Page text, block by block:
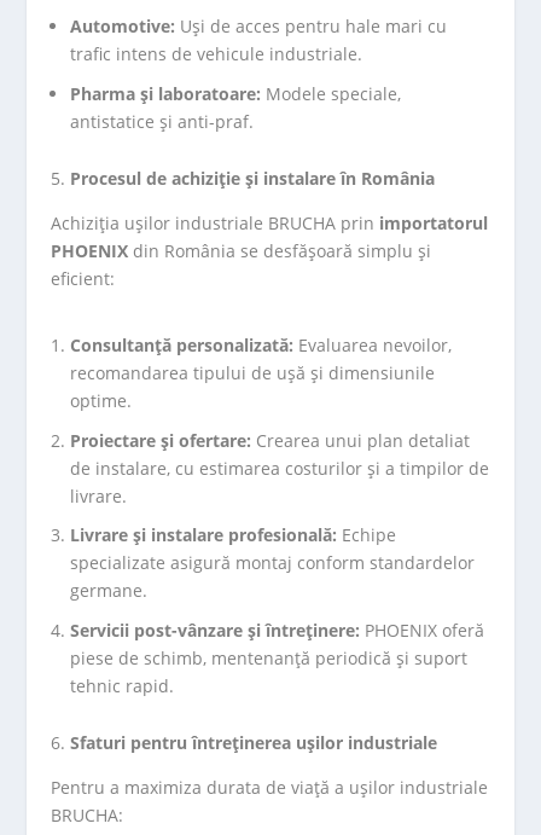
Automotive: Uși de acces pentru hale mari cu
trafic intens de vehicule industriale.
Pharma și laboratoare: Modele speciale,
antistatice și anti-praf.
Procesul de achiziție și instalare în România
Achiziția ușilor industriale BRUCHA prin importatorul
PHOENIX din România se desfășoară simplu și
eficient:
Consultanță personalizată: Evaluarea nevoilor,
recomandarea tipului de ușă și dimensiunile
optime.
Proiectare și ofertare: Crearea unui plan detaliat
de instalare, cu estimarea costurilor și a timpilor de
livrare.
Livrare și instalare profesională: Echipe
specializate asigură montaj conform standardelor
germane.
Servicii post-vânzare și întreținere: PHOENIX oferă
piese de schimb, mentenanță periodică și suport
tehnic rapid.
Sfaturi pentru întreținerea ușilor industriale
Pentru a maximiza durata de viață a ușilor industriale
BRUCHA: